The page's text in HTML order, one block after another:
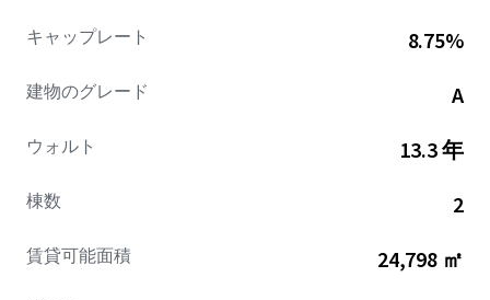
キャップレート 8.75%
建物のグレード A
ウォルト 13.3 年
棟数 2
賃貸可能面積 24,798 ㎡